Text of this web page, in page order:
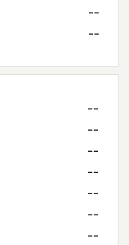
--
--
--
--
--
--
--
--
--